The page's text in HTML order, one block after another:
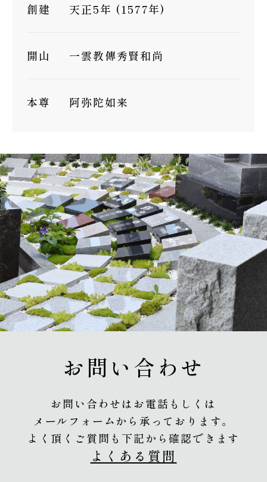
創建 天正5年 (1577年)
開山 一雲教傳秀賢和尚
本尊 阿弥陀如来
お問い合わせ
お問い合わせはお電話もしくは
メールフォームから承っております。
よく頂くご質問も下記から確認できます
よくある質問